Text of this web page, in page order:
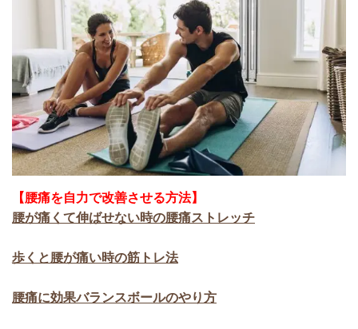
【腰痛を自力で改善させる方法】
腰が痛くて伸ばせない時の腰痛ストレッチ
歩くと腰が痛い時の筋トレ法
腰痛に効果バランスボールのやり方